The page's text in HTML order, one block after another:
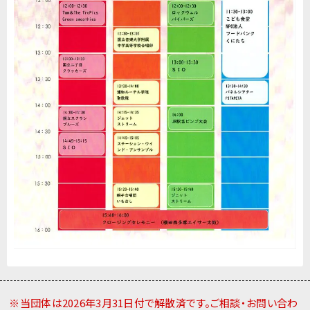
※当団体は2026年3月31日付で解散済です。ご相談・お問い合わ